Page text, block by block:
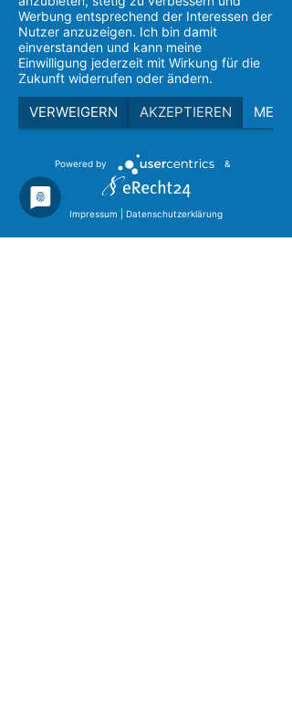
Werbung entsprechend der Interessen der
Nutzer anzuzeigen. Ich bin damit
einverstanden und kann meine
Einwilligung jederzeit mit Wirkung für die
Zukunft widerrufen oder ändern.
VERWEIGERN AKZEPTIEREN MEHR
Powered by &
Impressum Datenschutzerklärung